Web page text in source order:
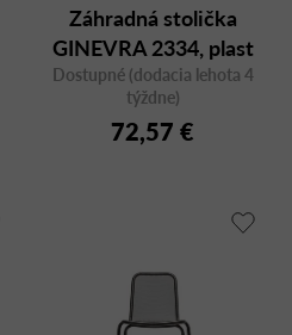
Záhradná stolička
GINEVRA 2334, plast
Dostupné (dodacia lehota 4
týždne)
72,57 €